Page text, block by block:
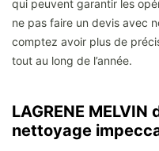
qui peuvent garantir les
ne pas faire un devis avec
comptez avoir plus de
tout au long de l’année.
LAGRENE
nettoyage